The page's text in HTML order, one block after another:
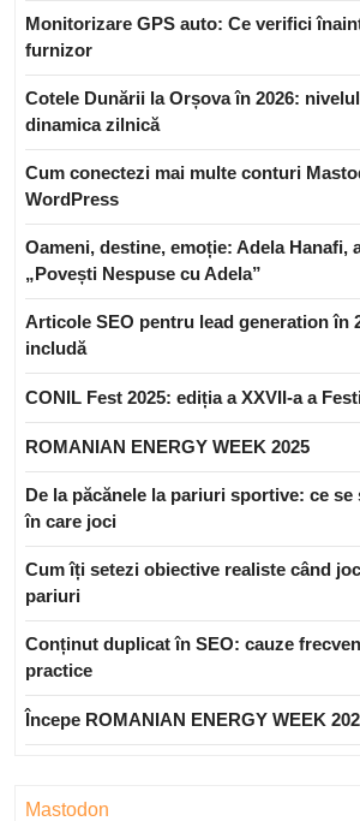
Monitorizare GPS auto: Ce verifici
furnizor
Cotele Dunării la Orșova în 2026:
dinamica zilnică
Cum conectezi mai multe conturi
WordPress
Oameni, destine, emoție: Adela Hanafi,
„Povești Nespuse cu Adela”
Articole SEO pentru lead generation în
includă
CONIL Fest 2025: ediția a XXVII-a a
ROMANIAN ENERGY WEEK 2025
De la păcănele la pariuri sportive: ce
în care joci
Cum îți setezi obiective realiste când
pariuri
Conținut duplicat în SEO: cauze
practice
Începe ROMANIAN ENERGY WEEK
Mastodon